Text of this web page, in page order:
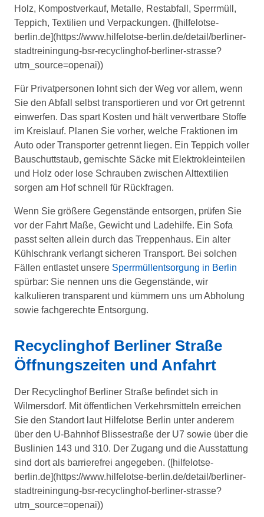
Holz, Kompostverkauf, Metalle, Restabfall, Sperrmüll,
Teppich, Textilien und Verpackungen. ([hilfelotse-
berlin.de](https://www.hilfelotse-berlin.de/detail/berliner-
stadtreiningung-bsr-recyclinghof-berliner-strasse?
utm_source=openai))
Für Privatpersonen lohnt sich der Weg vor allem, wenn
Sie den Abfall selbst transportieren und vor Ort getrennt
einwerfen. Das spart Kosten und hält verwertbare Stoffe
im Kreislauf. Planen Sie vorher, welche Fraktionen im
Auto oder Transporter getrennt liegen. Ein Teppich voller
Bauschuttstaub, gemischte Säcke mit Elektrokleinteilen
und Holz oder lose Schrauben zwischen Alttextilien
sorgen am Hof schnell für Rückfragen.
Wenn Sie größere Gegenstände entsorgen, prüfen Sie
vor der Fahrt Maße, Gewicht und Ladehilfe. Ein Sofa
passt selten allein durch das Treppenhaus. Ein alter
Kühlschrank verlangt sicheren Transport. Bei solchen
Fällen entlastet unsere Sperrmüllentsorgung in Berlin
spürbar: Sie nennen uns die Gegenstände, wir
kalkulieren transparent und kümmern uns um Abholung
sowie fachgerechte Entsorgung.
Recyclinghof Berliner Straße
Öffnungszeiten und Anfahrt
Der Recyclinghof Berliner Straße befindet sich in
Wilmersdorf. Mit öffentlichen Verkehrsmitteln erreichen
Sie den Standort laut Hilfelotse Berlin unter anderem
über den U-Bahnhof Blissestraße der U7 sowie über die
Buslinien 143 und 310. Der Zugang und die Ausstattung
sind dort als barrierefrei angegeben. ([hilfelotse-
berlin.de](https://www.hilfelotse-berlin.de/detail/berliner-
stadtreiningung-bsr-recyclinghof-berliner-strasse?
utm_source=openai))